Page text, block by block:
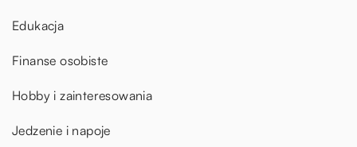
Edukacja
Finanse osobiste
Hobby i zainteresowania
Jedzenie i napoje